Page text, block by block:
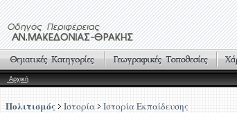
Αρχική
Πολιτισμός Ιστορία Ιστορία Εκπαίδευσης